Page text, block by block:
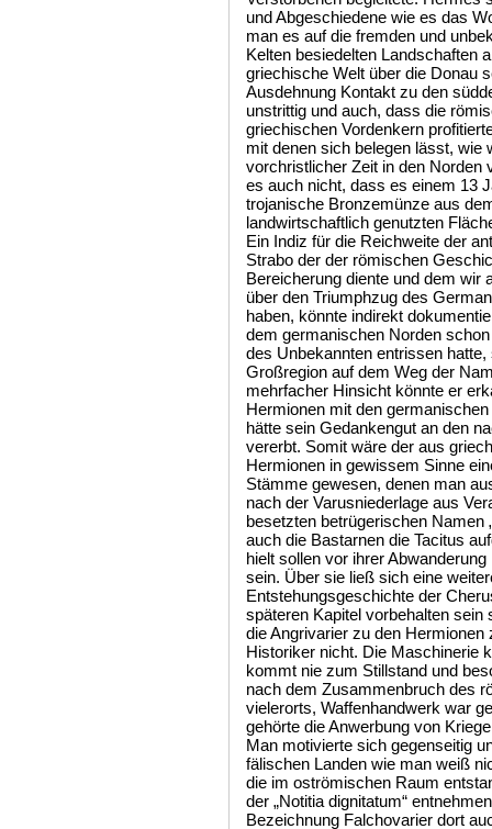
es auch nicht, dass es einem 13 Jahre alten Schüler 2026 gelang eine trojanische Bronzemünze aus dem 3. Jahrhundert vor Christus auf einer landwirtschaftlich genutzten Fläche in Spandau bei Berlin zu entdecken. Ein Indiz für die Reichweite der antiken Handelskontakte. Aber auch Strabo der der römischen Geschichtsschreibung als Informant und Bereicherung diente und dem wir auch die interessante Überlieferung über den Triumphzug des Germanicus im Jahre 17 + zu verdanken haben, könnte indirekt dokumentiert haben, dass die griechische Welt dem germanischen Norden schon in vorchristlichen Zeiten den Nimbus des Unbekannten entrissen hatte, sodass man begann sich die Großregion auf dem Weg der Namensvergabe zu erschließen. In mehrfacher Hinsicht könnte er erkannt haben, dass die griechischen Hermionen mit den germanischen Stämmen vergleichbar waren und hätte sein Gedankengut an den nach ihm lebenden Pomponius Mela vererbt. Somit wäre der aus griechischer Sicht positiv besetzte Name Hermionen in gewissem Sinne eine Vorläuferbezeichnung für jene Stämme gewesen, denen man aus römischem Blickwinkel betrachtet nach der Varusniederlage aus Verachtung begann den negativ besetzten betrügerischen Namen „Fallerii“ gegeben haben könnte. Aber auch die Bastarnen die Tacitus aufgrund ihrer Sprache für Germanen hielt sollen vor ihrer Abwanderung in der Elbregion beheimatet gewesen sein. Über sie ließ sich eine weitere rückwärtige Verbindung zur Entstehungsgeschichte der Cheruskern aufbauen wie es einem späteren Kapitel vorbehalten sein soll. Obwohl es naheliegender scheint die Angrivarier zu den Hermionen zu zählen, taten es die antiken Historiker nicht. Die Maschinerie kriegerischer Auseinandersetzungen kommt nie zum Stillstand und besonders im Zuge der Umwälzungen nach dem Zusammenbruch des römischen Westreiches brannte es vielerorts, Waffenhandwerk war gefragt und ab dem 5. Jahrhundert gehörte die Anwerbung von Kriegern zum Tagesgeschäft der Heerführer. Man motivierte sich gegenseitig und es zog die Kämpfer aus den fälischen Landen wie man weiß nicht nur nach England, sondern auch in die im oströmischen Raum entstandenen Krisenregionen. Und wie sich der „Notitia dignitatum“ entnehmen lässt, kamen in dieser Zeit unter der Bezeichnung Falchovarier dort auch Falen zum Einsatz. Die Geschichtsforschung lehrt uns, dass die Phase in der man begann den Völkern und Landschaften Namen zu geben weit aus früher anzusetzen ist, als es die ersten schriftlichen Zeugnisse die unter der Bezeichnung Ersterwähnung eingang in die Historie finden vermuten lassen. Das man zu Beginn des 5. Jhdt. in der „Notitia Dignitatum“ neben den in Auxuliardiensten stehenden Bructeren, Ampsivarier, Chamaven, Alamanni, Batavi, Franci und Angrivarii unter dem Namen Falchovarii auch die Falen erwähnt lässt unterschiedliche Schlüsse zu. Im Zusammenhang mit dieser Thematik stellt sich die Frage aus welcher Epoche die Namen der Söldnerverbände stammten die um 394 - 396 in der „Notitia dignitatum“ nieder geschrieben wurden, ob man sie so nannte und ob sie sich selbst so nannten. Man hatte zum Ende des 4. Jhdt. nicht nach neuen Stammesnamen Ausschau halten müssen und übernahm die Traditionsnamen der Zeit. Es scheint, dass sich die Franci um diese Zeit bereits unter diesem Namen stammesgeschichtlich etabliert hatten und sie ihn gegen ihre alten germanischen Namen eingetauscht hatten. Bezogen auf die Angrivarii könnte man zu der Schlussfolgerung gelangen, dass sich die Angrivarii inmitten der Völkerwanderungszeit noch im Sinne älterer germanischer Verwurzelung noch als ein geschlossenen Volk verstanden und daher im 4. Jhdt. noch unter ihrem „germanischen“ Namen Angrivarii auftraten. Um diese Zeit hätte demnach ihr Bestreben nach Süden vorzudringen zwar schon eingesetzt haben können aber der später für sie aufgekommene Name Engern der nach mundartlicher Vereinfachung klingt hatte sich noch nicht nach außen verbreitet. Zudem besteht der Verdacht, dass auch der lateinische Name Angrivarii auch über die Schriftform bzw. die Schreibweise entschied bzw. ein Volk dessen Bewohner sich untereinander Engern nannten, mit diesem lateinischen Namen noch nicht die politische Bühne betreten hatten und daher die bekanntere antike Bezeichnung verwendeten. Schlussfolgernd galt dies auch für die Falen die noch nicht nach Ost - oder Westfalen unterteilt wurden was dafür spricht, dass sich diese altgermanischen Stämme um diese Zeit und noch ungetrübt von angrivarischer Zuwanderung zwar schon mit dem ihnen zugewiesenen Namen Falen arrangiert hatten sich aber noch eigenständig sahen. Eben jener Name Falen dem man mit Vorsicht zu begegnen hat, da er nicht der Wunschname der damit gemeinten Bevölkerung war, den die Bewohner aber seit dem 4.